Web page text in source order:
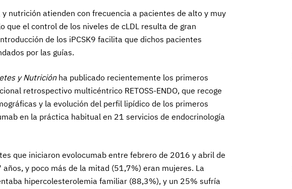
nutrición atienden con frecuencia a pacientes de alto y muy
que el control de los niveles de cLDL resulta de gran
de los iPCSK9 facilita que dichos pacientes
por las guías.
y Nutriciónha publicado recientemente los primeros
retrospectivo multicéntrico RETOSS-ENDO, que recoge
y la evolución del perfil lipídico de los primeros
en la práctica habitual en 21 servicios de endocrinología
que iniciaron evolocumab entre febrero de 2016 y abril de
y poco más de la mitad (51,7%) eran mujeres. La
hipercolesterolemia familiar (88,3%), y un 25% sufría